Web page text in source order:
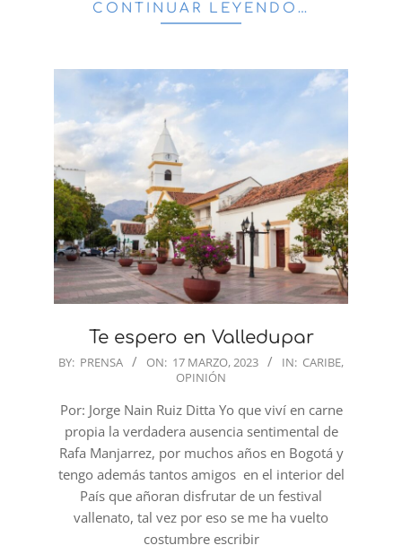
CONTINUAR LEYENDO…
Te espero en Valledupar
2023-
17
BY: PRENSA ON: 17 MARZO, 2023 IN: CARIBE,
OPINIÓN
Por: Jorge Nain Ruiz Ditta Yo que viví en carne
propia la verdadera ausencia sentimental de
Rafa Manjarrez, por muchos años en Bogotá y
tengo además tantos amigos en el interior del
País que añoran disfrutar de un festival
vallenato, tal vez por eso se me ha vuelto
costumbre escribir